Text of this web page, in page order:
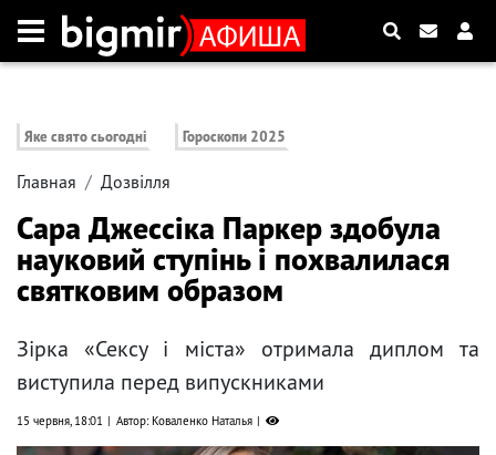
Яке свято сьогодні Гороскопи 2025
Главная Дозвілля
Сара Джессіка Паркер здобула
науковий ступінь і похвалилася
святковим образом
Зірка «Сексу і міста» отримала диплом та
виступила перед випускниками
15 червня, 18:01 Автор: Коваленко Наталья